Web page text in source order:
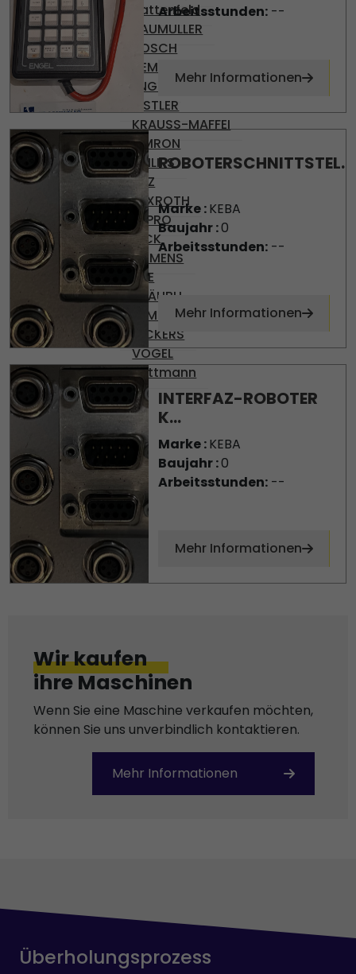
Battenfeld
BAUMULLER
BOSCH
DEMAG
ENGEL
KISTLER
KRAUSS-MAFFEI
OMRON
PHILIPS
PILZ
REXROTH
SEPRO
SICK
SIEMENS
SKE
STÄUBLI
TEMP AG
VICKERS
VOGEL
Wittmann
Arbeitsstunden:--
Mehr Informationen
ROBOTERSCHNITTSTEL...
Marke :KEBA
Baujahr :0
Arbeitsstunden:--
Mehr Informationen
INTERFAZ-ROBOTER
K...
Marke :KEBA
Baujahr :0
Arbeitsstunden:--
Mehr Informationen
Wir kaufen
ihre Maschinen
Wenn Sie eine Maschine verkaufen möchten,
können Sie uns unverbindlich kontaktieren.
Mehr Informationen
Überholungsprozess